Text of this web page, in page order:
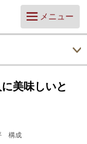
メニュー
美味しいと
構成